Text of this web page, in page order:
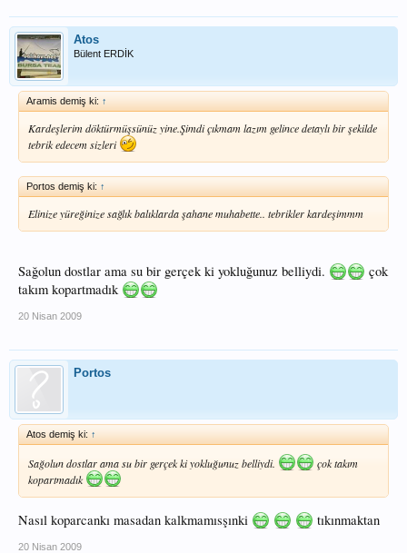
Atos
Bülent ERDİK
Aramis demiş ki: ↑
Kardeşlerim döktürmüşsünüz yine.Şimdi çıkmam lazım gelince detaylı bir şekilde
tebrik edecem sizleri
Portos demiş ki: ↑
Elinize yüreğinize sağlık balıklarda şahane muhabette.. tebrikler kardeşimmm
Sağolun dostlar ama su bir gerçek ki yokluğunuz belliydi.
çok
takım kopartmadık
20 Nisan 2009
Portos
Atos demiş ki: ↑
Sağolun dostlar ama su bir gerçek ki yokluğunuz belliydi.
çok takım
kopartmadık
Nasıl koparcankı masadan kalkmamısşınki tıkınmaktan
20 Nisan 2009